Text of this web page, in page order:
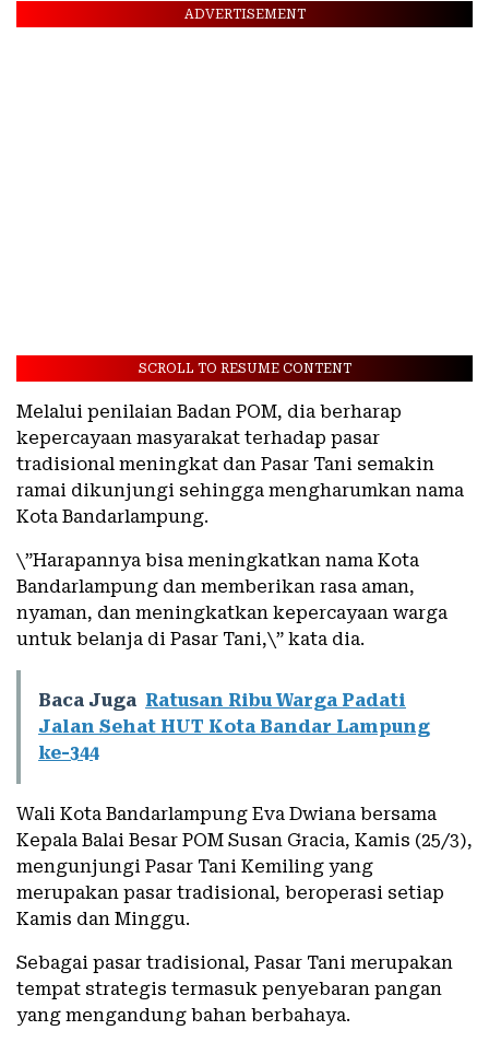
ADVERTISEMENT
SCROLL TO RESUME CONTENT
Melalui penilaian Badan POM, dia berharap
kepercayaan masyarakat terhadap pasar
tradisional meningkat dan Pasar Tani semakin
ramai dikunjungi sehingga mengharumkan nama
Kota Bandarlampung.
\”Harapannya bisa meningkatkan nama Kota
Bandarlampung dan memberikan rasa aman,
nyaman, dan meningkatkan kepercayaan warga
untuk belanja di Pasar Tani,\” kata dia.
Baca Juga Ratusan Ribu Warga Padati
Jalan Sehat HUT Kota Bandar Lampung
ke-344
Wali Kota Bandarlampung Eva Dwiana bersama
Kepala Balai Besar POM Susan Gracia, Kamis (25/3),
mengunjungi Pasar Tani Kemiling yang
merupakan pasar tradisional, beroperasi setiap
Kamis dan Minggu.
Sebagai pasar tradisional, Pasar Tani merupakan
tempat strategis termasuk penyebaran pangan
yang mengandung bahan berbahaya.